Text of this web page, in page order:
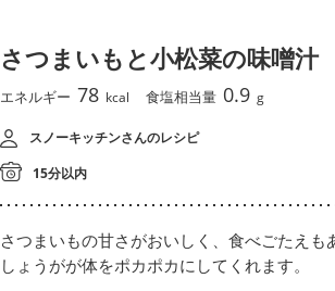
さつまいもと小松菜の味噌汁
エネルギー 78 kcal 食塩相当量 0.9 g
スノーキッチンさんのレシピ
15分以内
さつまいもの甘さがおいしく、食べごたえも
しょうがが体をポカポカにしてくれます。